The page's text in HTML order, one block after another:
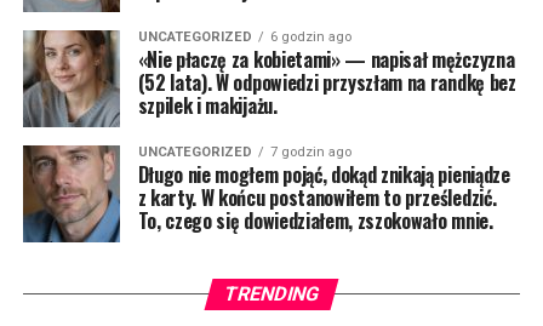
UNCATEGORIZED 6 godzin ago
«Nie płaczę za kobietami» — napisał mężczyzna
(52 lata). W odpowiedzi przyszłam na randkę bez
szpilek i makijażu.
UNCATEGORIZED 7 godzin ago
Długo nie mogłem pojąć, dokąd znikają pieniądze
z karty. W końcu postanowiłem to prześledzić.
To, czego się dowiedziałem, zszokowało mnie.
TRENDING